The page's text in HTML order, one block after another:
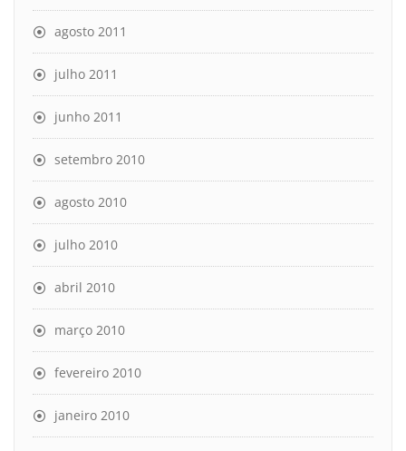
agosto 2011
julho 2011
junho 2011
setembro 2010
agosto 2010
julho 2010
abril 2010
março 2010
fevereiro 2010
janeiro 2010